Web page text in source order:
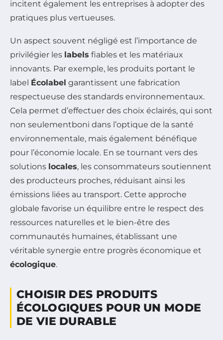
incitent également les entreprises à adopter des
pratiques plus vertueuses.
Un aspect souvent négligé est l’importance de
privilégier les labels fiables et les matériaux
innovants. Par exemple, les produits portant le
label Écolabel garantissent une fabrication
respectueuse des standards environnementaux.
Cela permet d’effectuer des choix éclairés, qui sont
non seulementboni dans l’optique de la santé
environnementale, mais également bénéfique
pour l’économie locale. En se tournant vers des
solutions locales, les consommateurs soutiennent
des producteurs proches, réduisant ainsi les
émissions liées au transport. Cette approche
globale favorise un équilibre entre le respect des
ressources naturelles et le bien-être des
communautés humaines, établissant une
véritable synergie entre progrès économique et
écologique.
CHOISIR DES PRODUITS
ÉCOLOGIQUES POUR UN MODE
DE VIE DURABLE